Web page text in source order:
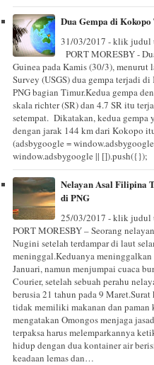
Dua Gempa di
31/03/2017 - klik judul
PORT MORESBY -
Guinea pada Kamis (30/3), menurut
Survey (USGS) dua gempa terjadi
PNG bagian Timur.Kedua gempa
skala richter (SR) dan 4.7 SR itu
setempat. Dikatakan, kedua gempa
dengan jarak 144 km dari Kokopo
(adsbygoogle =
window.adsbygoogle || []).push({});
Nelayan Asal Filipina
di PNG
25/03/2017 - klik judul
PORT MORESBY – Seorang
Nugini setelah terdampar di laut
meninggal.Keduanya
Januari, namun menjumpai cuaca
Courier, setelah sebuah perahu
berusia 21 tahun pada 9
tidak memiliki makanan dan
mengatakan Omongos menjaga
terpaksa harus melemparkannya
hidup dengan dua kontainer air
keadaan lemas dan…